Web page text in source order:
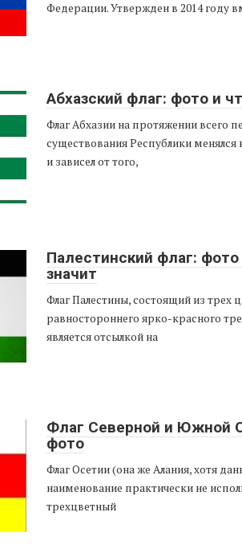
Федерации. Утвержден в 2014 году
Абхазский флаг: фото и
Флаг Абхазии на протяжении всего
существования Республики менялся
и зависел от того,
Палестинский флаг: фото
значит
Флаг Палестины, состоящий из трех
равностороннего ярко-красного
является отсылкой на
Флаг Северной и Южной
фото
Флаг Осетии (она же Алания, хотя
наименование практически не
трехцветный